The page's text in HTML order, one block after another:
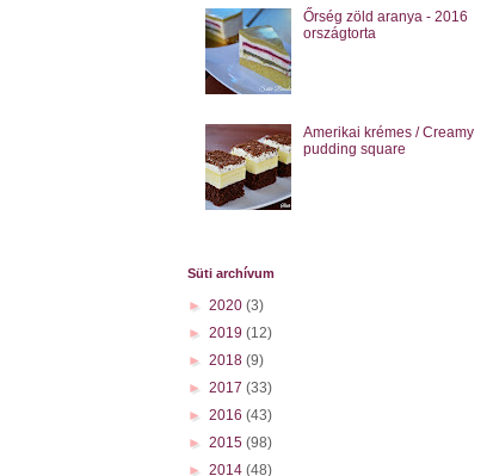
Őrség zöld aranya - 2016
országtorta
Amerikai krémes / Creamy
pudding square
Süti archívum
► 2020 (3)
► 2019 (12)
► 2018 (9)
► 2017 (33)
► 2016 (43)
► 2015 (98)
► 2014 (48)